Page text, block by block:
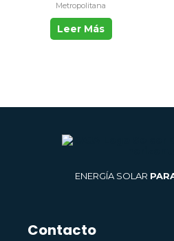
Metropolitana
Leer Más
ENERGÍA SOLAR
Contacto